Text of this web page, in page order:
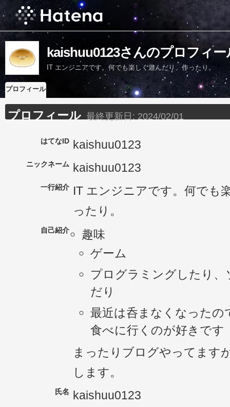
kaishuu0123さんのプロフィー
IT エンジニアです。何でも楽しく遊んだり、作ったり。
プロフィール
プロフィール 最終更新日: 2024/02/01
はてなID kaishuu0123
ニックネーム kaishuu0123
一行紹介 IT エンジニアです。何でも
ったり。
自己紹介
趣味
ゲーム
プログラミングしたり、
だり
最近は呑まなくなったの
食べに行くのが好きです
まったりブログやってます
します。
氏名 kaishuu0123